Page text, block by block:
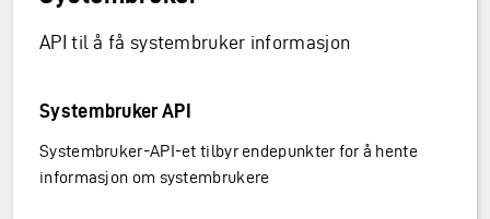
API til å få systembruker informasjon
Systembruker API
Systembruker-API-et tilbyr endepunkter for å hente
informasjon om systembrukere